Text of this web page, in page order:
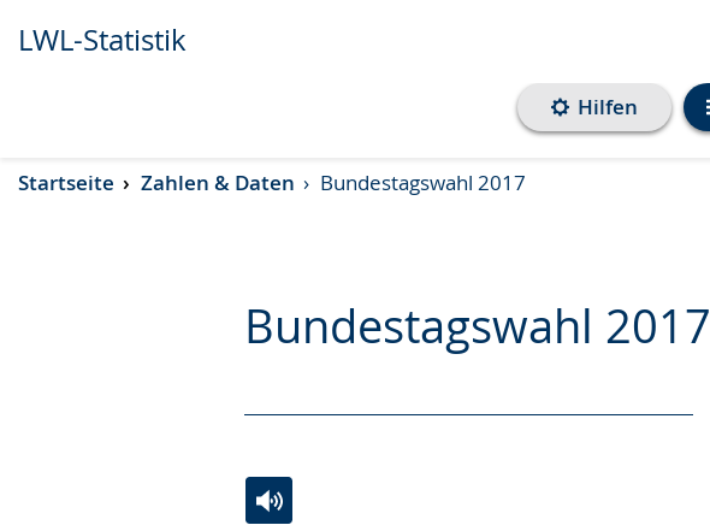
Transkript anzeigen
Abspielen
Pausieren
LWL-Statistik
Hilfen
Startseite Zahlen & Daten Bundestagswahl 2017
Bundestagswahl 2017